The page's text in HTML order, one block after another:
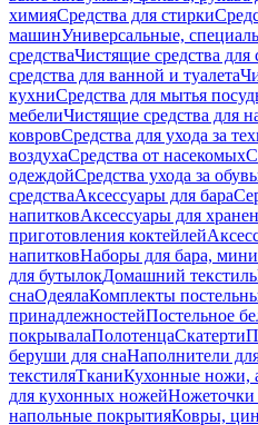
химияСредства для стирки
машинУниверсальные,
средстваЧистящие средства для
средства для ванной и туалета
кухниСредства для мытья
мебелиЧистящие средства для
ковровСредства для ухода за
воздухаСредства от насекомых
одеждойСредства ухода за
средстваАксессуары для бара
напитковАксессуары для
приготовления коктейлей
напитковНаборы для бара,
для бутылокДомашний текстиль
снаОдеялаКомплекты
принадлежностейПостельное
покрывалаПолотенцаСкатерти
беруши для снаНаполнители
текстиляТканиКухонные ножи,
для кухонных ножей
напольные покрытияКовры,